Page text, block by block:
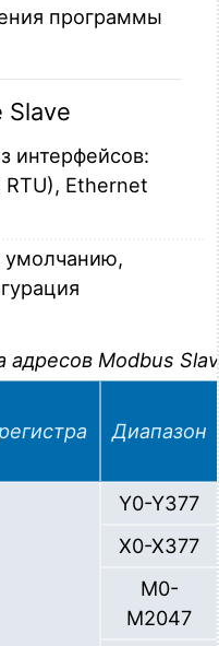
программы
интерфейсов:
RTU), Ethernet
умолчанию,
адресов Modbus
Диапазон
Y0-Y377
X0-X377
M0-
M2047